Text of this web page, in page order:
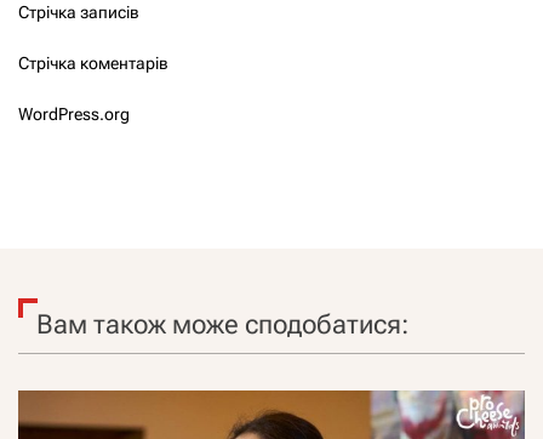
Стрічка записів
Стрічка коментарів
WordPress.org
Вам також може сподобатися: